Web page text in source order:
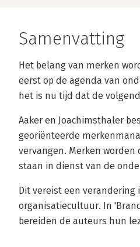
Samenvatting
Het belang van merken
eerst op de agenda van
het is nu tijd dat de
Aaker en Joachimsthaler
georiënteerde
vervangen. Merken
staan in dienst van de
Dit vereist een
organisatiecultuur. In
bereiden de auteurs hun